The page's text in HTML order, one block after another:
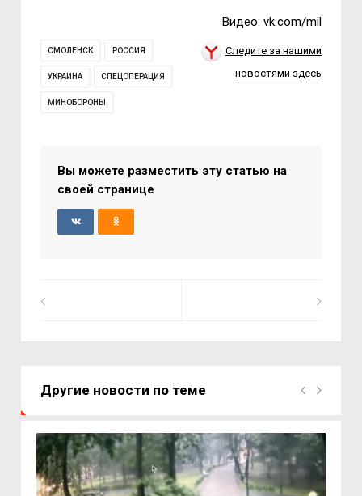
Видео: vk.com/mil
СМОЛЕНСК РОССИЯ
УКРАИНА СПЕЦОПЕРАЦИЯ
МИНОБОРОНЫ
Следите за нашими
новостями здесь
Вы можете разместить эту статью на
своей странице
Другие новости по теме